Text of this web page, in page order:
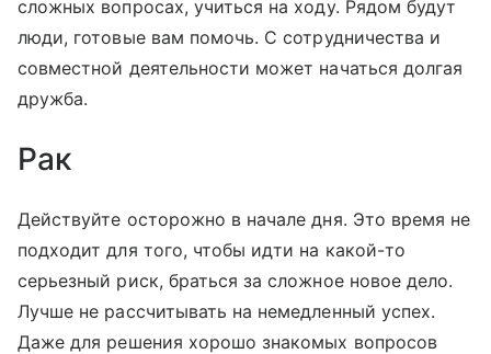
сложных вопросах, учиться на ходу. Рядом будут
люди, готовые вам помочь. С сотрудничества и
совместной деятельности может начаться долгая
дружба.
Рак
Действуйте осторожно в начале дня. Это время не
подходит для того, чтобы идти на какой-то
серьезный риск, браться за сложное новое дело.
Лучше не рассчитывать на немедленный успех.
Даже для решения хорошо знакомых вопросов